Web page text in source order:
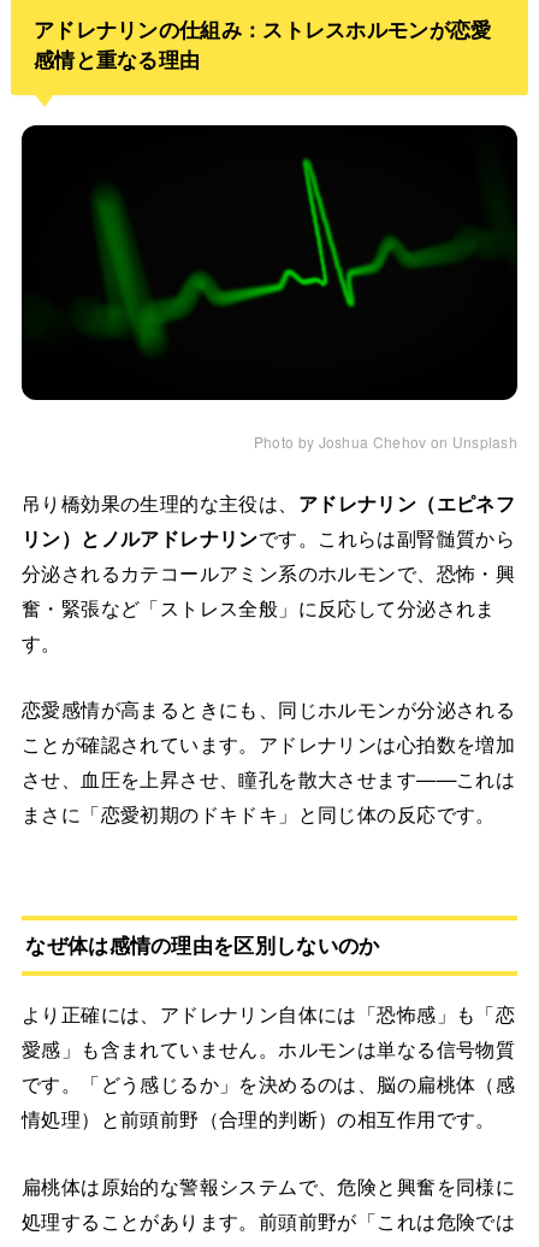
アドレナリンの仕組み：ストレスホルモンが恋愛
感情と重なる理由
Photo by Joshua Chehov on Unsplash
吊り橋効果の生理的な主役は、 アドレナリン（エピネフ
リン）とノルアドレナリンです。これらは副腎髄質から
分泌されるカテコールアミン系のホルモンで、恐怖・興
奮・緊張など「ストレス全般」に反応して分泌されま
す。
恋愛感情が高まるときにも、同じホルモンが分泌される
ことが確認されています。アドレナリンは心拍数を増加
させ、血圧を上昇させ、瞳孔を散大させます——これは
まさに「恋愛初期のドキドキ」と同じ体の反応です。
なぜ体は感情の理由を区別しないのか
より正確には、アドレナリン自体には「恐怖感」も「恋
愛感」も含まれていません。ホルモンは単なる信号物質
です。「どう感じるか」を決めるのは、脳の扁桃体（感
情処理）と前頭前野（合理的判断）の相互作用です。
扁桃体は原始的な警報システムで、危険と興奮を同様に
処理することがあります。前頭前野が「これは危険では